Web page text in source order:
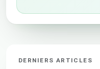
DERNIERS ARTICLES